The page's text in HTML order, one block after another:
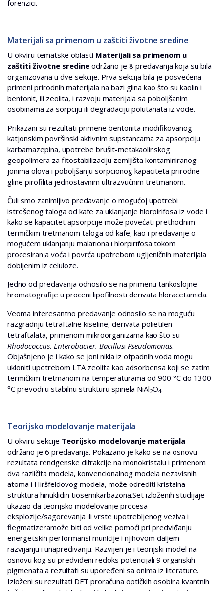
forenzici.
Materijali sa primenom u zaštiti životne sredine
U okviru tematske oblasti Materijali sa primenom u
zaštiti životne sredine održano je 8 predavanja koja su bila
organizovana u dve sekcije. Prva sekcija bila je posvećena
primeni prirodnih materijala na bazi glina kao što su kaolin i
bentonit, ili zeolita, i razvoju materijala sa poboljšanim
osobinama za sorpciju ili degradaciju polutanata iz vode.
Prikazani su rezultati primene bentonita modifikovanog
katjonskim površinski aktivnim supstancama za apsorpciju
karbamazepina, upotrebe brušit-metakaolinskog
geopolimera za fitostabilizaciju zemljišta kontaminiranog
jonima olova i poboljšanju sorpcionog kapaciteta prirodne
gline pirofilita jednostavnim ultrazvučnim tretmanom.
Čuli smo zanimljivo predavanje o mogućoj upotrebi
istrošenog taloga od kafe za uklanjanje hlorpirifosa iz vode i
kako se kapacitet apsorpcije može povećati prethodnim
termičkim tretmanom taloga od kafe, kao i predavanje o
mogućem uklanjanju malationa i hlorpirifosa tokom
procesiranja voća i povrća upotrebom ugljeničnih materijala
dobijenim iz celuloze.
Jedno od predavanja odnosilo se na primenu tankoslojne
hromatografije u proceni lipofilnosti derivata hloracetamida.
Veoma interesantno predavanje odnosilo se na moguću
razgradnju tetraftalne kiseline, derivata polietilen
tetraftalata, primenom mikroorganizama kao što su
Rhodococcus, Enterobacter, Bacillusi Pseudomonas.
Objašnjeno je i kako se joni nikla iz otpadnih voda mogu
ukloniti upotrebom LTA zeolita kao adsorbensa koji se zatim
termičkim tretmanom na temperaturama od 900 °C do 1300
°C prevodi u stabilnu strukturu spinela NiAl2O4.
Teorijsko modelovanje materijala
U okviru sekcije Teorijsko modelovanje materijala
održano je 6 predavanja. Pokazano je kako se na osnovu
rezultata rendgenske difrakcije na monokristalu i primenom
dva različita modela, konvencionalnog modela nezavisnih
atoma i Hiršfeldovog modela, može odrediti kristalna
struktura hinuklidin tiosemikarbazona.Set izloženih studijaje
ukazao da teorijsko modelovanje procesa
eksplozije/sagorevanja ili vrste upotrebljenog veziva i
flegmatizeramože biti od velike pomoći pri predviđanju
energetskih performansi municije i njihovom daljem
razvijanju i unapređivanju. Razvijen je i teorijski model na
osnovu kog su predviđeni redoks potencijali 9 organskih
pigmenata a rezultati su upoređeni sa onima iz literature.
Izloženi su rezultati DFT proračuna optičkih osobina kvantnih